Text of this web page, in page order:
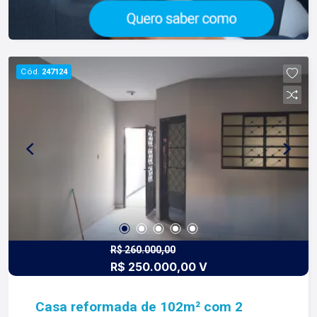
Cód. 247124
R$ 260.000,00
R$ 250.000,00 V
Casa reformada de 102m² com 2